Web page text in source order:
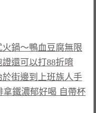
鍋～鴨血豆腐無限
還可以打88折唷
街邊到上班族人手
拿鐵濃郁好喝 自帶杯